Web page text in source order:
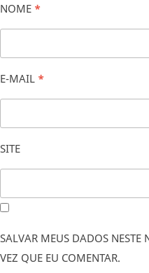
NOME *
E-MAIL *
SITE
SALVAR MEUS DADOS
VEZ QUE EU COMENTAR.